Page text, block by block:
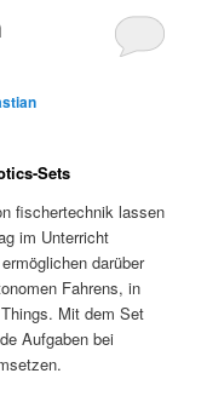
Sets
fischertechnik lassen
im Unterricht
darüber
Fahrens, in
Mit dem Set
Aufgaben bei